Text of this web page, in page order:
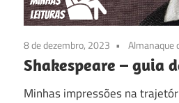
8 de dezembro, 2023 Almanaque
Shakespeare – guia
Minhas impressões na